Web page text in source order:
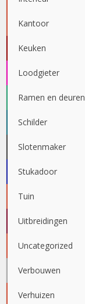
Kantoor
Keuken
Loodgieter
Ramen en deuren
Schilder
Slotenmaker
Stukadoor
Tuin
Uitbreidingen
Uncategorized
Verbouwen
Verhuizen